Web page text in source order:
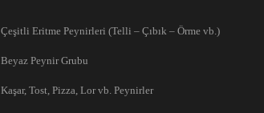
Çeşitli Eritme Peynirleri (Telli – Çıbık – Örme vb.)
Beyaz Peynir Grubu
Kaşar, Tost, Pizza, Lor vb. Peynirler